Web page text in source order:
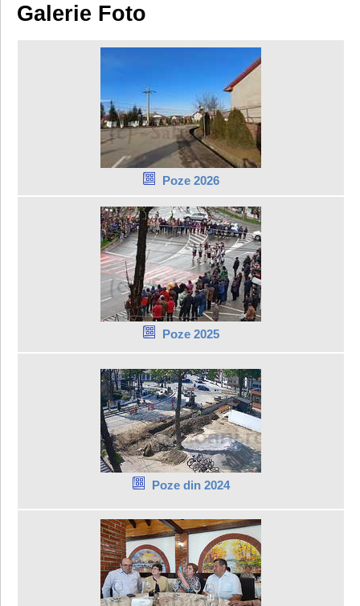
Galerie Foto
Poze 2026
Poze 2025
Poze din 2024